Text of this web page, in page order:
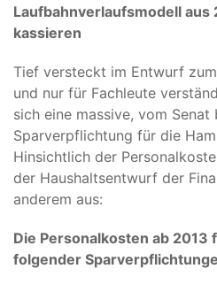
Laufbahnverlaufsmodell
kassieren
Tief versteckt im Entwurf
und nur für Fachleute
sich eine massive, vom Senat
Sparverpflichtung für die
Hinsichtlich der
der Haushaltsentwurf der
anderem aus:
Die Personalkosten ab 2013
folgender